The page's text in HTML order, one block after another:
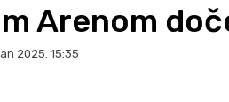
Arenom
2025. 15:35